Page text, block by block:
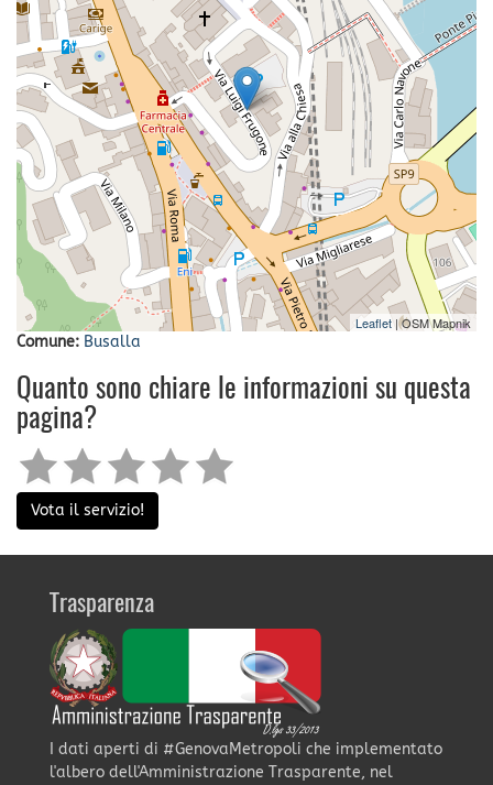
Leaflet | OSM Mapnik
Comune: Busalla
Quanto sono chiare le informazioni su questa
pagina?
Vota il servizio!
Trasparenza
I dati aperti di #GenovaMetropoli che implementato
l'albero dell'Amministrazione Trasparente, nel